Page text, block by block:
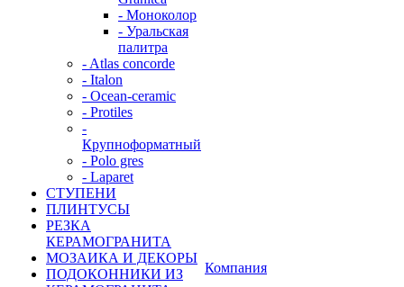
- Моноколор
- Уральская
палитра
- Atlas concorde
- Italon
- Ocean-ceramic
- Protiles
-
Крупноформатный
- Polo gres
- Laparet
СТУПЕНИ
ПЛИНТУСЫ
РЕЗКА
КЕРАМОГРАНИТА
МОЗАИКА И ДЕКОРЫ
ПОДОКОННИКИ ИЗ
Компания